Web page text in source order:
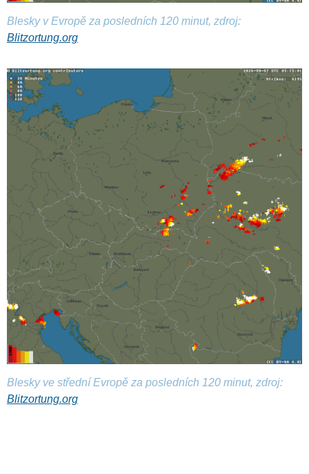
Blesky v Evropě za posledních 120 minut, zdroj:
Blitzortung.org
Blesky ve střední Evropě za posledních 120 minut, zdroj:
Blitzortung.org